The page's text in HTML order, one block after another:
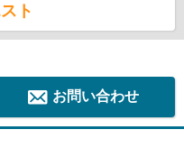
ト
お問い合わせ